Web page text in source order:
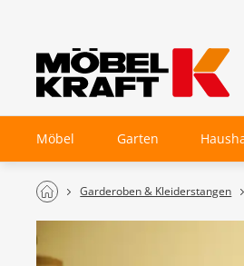
Möbel Garten
Garderoben & Kleiderstangen